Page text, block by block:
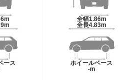
ース
全幅1.86m
全長4.83m
ホイールベース
-m